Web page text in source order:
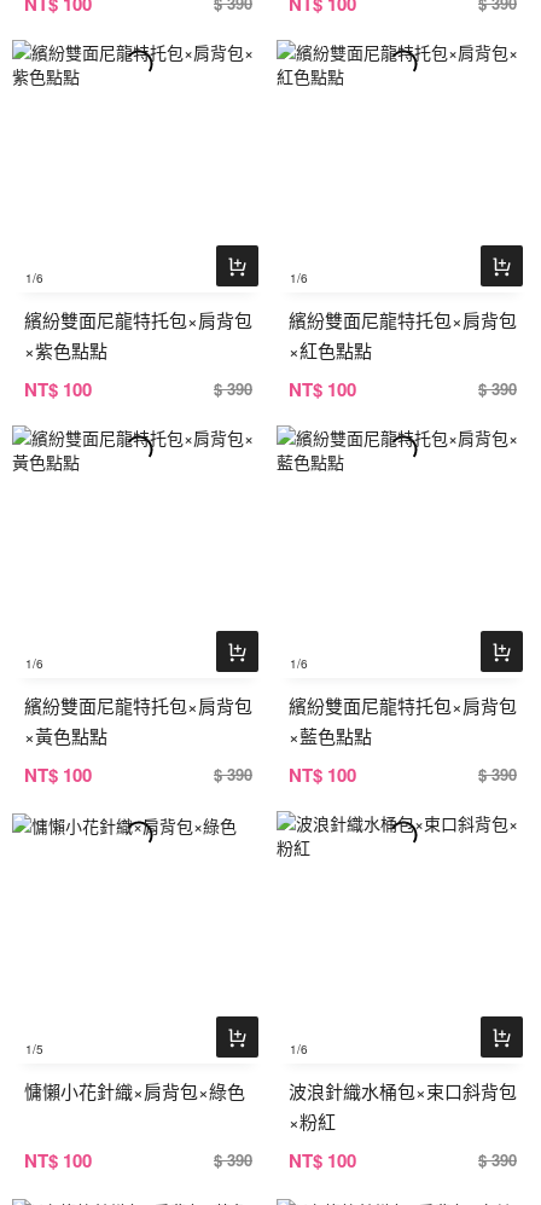
1/6
繽紛雙面尼龍特托包×肩背包
×紫色點點
NT$ 100 $ 390
1/6
繽紛雙面尼龍特托包×肩背包
×紅色點點
NT$ 100 $ 390
1/6
繽紛雙面尼龍特托包×肩背包
×黃色點點
NT$ 100 $ 390
1/6
繽紛雙面尼龍特托包×肩背包
×藍色點點
NT$ 100 $ 390
1/5
慵懶小花針織×肩背包×綠色
NT$ 100 $ 390
1/6
波浪針織水桶包×束口斜背包
×粉紅
NT$ 100 $ 390